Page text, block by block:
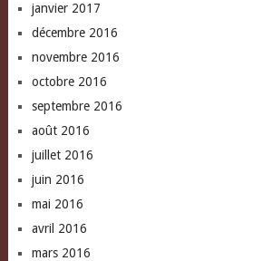
janvier 2017
décembre 2016
novembre 2016
octobre 2016
septembre 2016
août 2016
juillet 2016
juin 2016
mai 2016
avril 2016
mars 2016